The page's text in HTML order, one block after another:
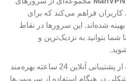
کاربران فراهم می‌کند که برای
بهینه شده‌اند. این سرورها در نقاط
بتوانید به نزدیک‌ترین و
: این سایت از پشتیبانی آنلاین 24 ساعته بهره‌مند
در هنگام استفاده از سرویس‌ها